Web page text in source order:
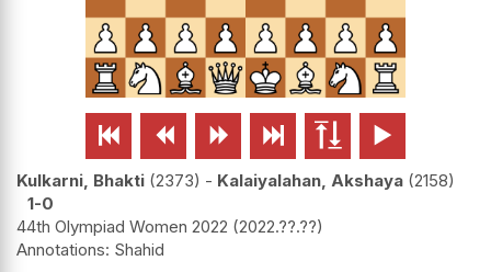
     
Kulkarni, Bhakti 2373 - Kalaiyalahan, Akshaya 2158
1-0
44th Olympiad Women 2022 2022.??.??
Shahid